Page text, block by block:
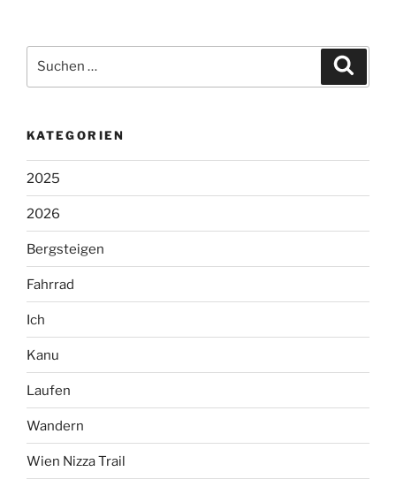
nach:
KATEGORIEN
2025
2026
Bergsteigen
Fahrrad
Ich
Kanu
Laufen
Wandern
Wien Nizza Trail